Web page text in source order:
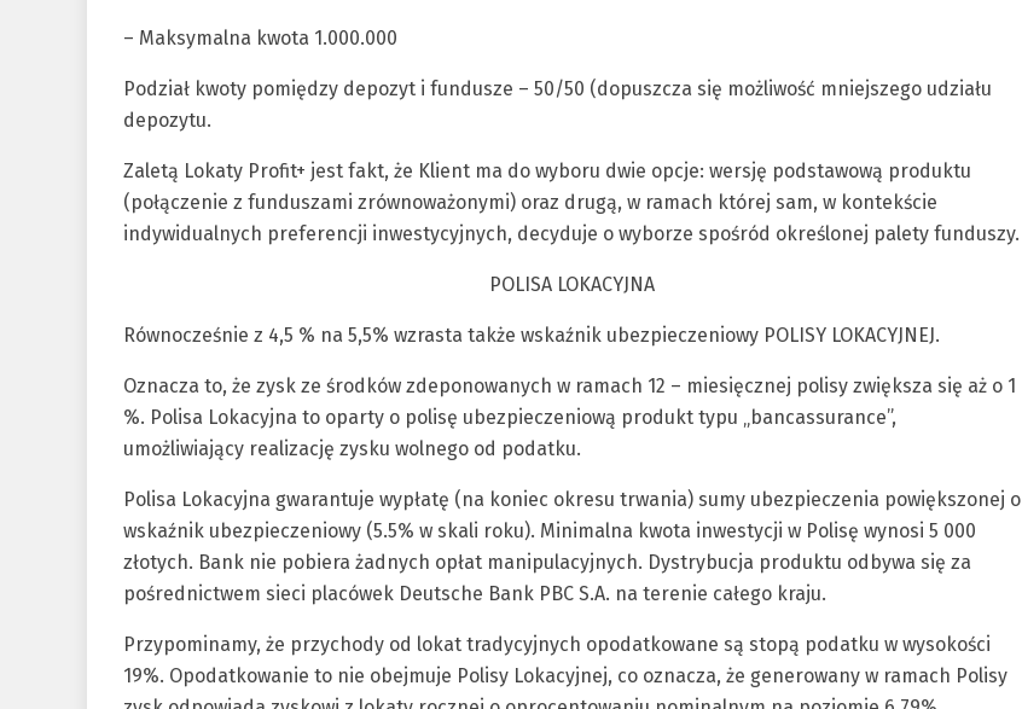
– Maksymalna kwota 1.000.000
Podział kwoty pomiędzy depozyt i fundusze – 50/50 (dopuszcza się możliwość mniejszego udziału
depozytu.
Zaletą Lokaty Profit+ jest fakt, że Klient ma do wyboru dwie opcje: wersję podstawową produktu
(połączenie z funduszami zrównoważonymi) oraz drugą, w ramach której sam, w kontekście
indywidualnych preferencji inwestycyjnych, decyduje o wyborze spośród określonej palety funduszy.
POLISA LOKACYJNA
Równocześnie z 4,5 % na 5,5% wzrasta także wskaźnik ubezpieczeniowy POLISY LOKACYJNEJ.
Oznacza to, że zysk ze środków zdeponowanych w ramach 12 – miesięcznej polisy zwiększa się aż o 1
%. Polisa Lokacyjna to oparty o polisę ubezpieczeniową produkt typu „bancassurance”,
umożliwiający realizację zysku wolnego od podatku.
Polisa Lokacyjna gwarantuje wypłatę (na koniec okresu trwania) sumy ubezpieczenia powiększonej o
wskaźnik ubezpieczeniowy (5.5% w skali roku). Minimalna kwota inwestycji w Polisę wynosi 5 000
złotych. Bank nie pobiera żadnych opłat manipulacyjnych. Dystrybucja produktu odbywa się za
pośrednictwem sieci placówek Deutsche Bank PBC S.A. na terenie całego kraju.
Przypominamy, że przychody od lokat tradycyjnych opodatkowane są stopą podatku w wysokości
19%. Opodatkowanie to nie obejmuje Polisy Lokacyjnej, co oznacza, że generowany w ramach Polisy